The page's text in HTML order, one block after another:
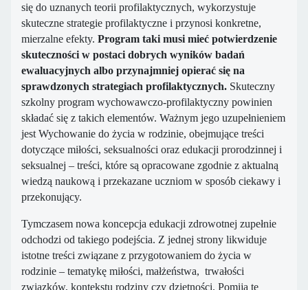
się do uznanych teorii profilaktycznych, wykorzystuje
skuteczne strategie profilaktyczne i przynosi konkretne,
mierzalne efekty. Program taki musi mieć potwierdzenie
skuteczności w postaci dobrych wyników badań
ewaluacyjnych albo przynajmniej opierać się na
sprawdzonych strategiach profilaktycznych. Skuteczny
szkolny program wychowawczo-profilaktyczny powinien
składać się z takich elementów. Ważnym jego uzupełnieniem
jest Wychowanie do życia w rodzinie, obejmujące treści
dotyczące miłości, seksualności oraz edukacji prorodzinnej i
seksualnej – treści, które są opracowane zgodnie z aktualną
wiedzą naukową i przekazane uczniom w sposób ciekawy i
przekonujący.
Tymczasem nowa koncepcja edukacji zdrowotnej zupełnie
odchodzi od takiego podejścia. Z jednej strony likwiduje
istotne treści związane z przygotowaniem do życia w
rodzinie – tematykę miłości, małżeństwa, trwałości
związków, kontekstu rodziny czy dzietności. Pomija te